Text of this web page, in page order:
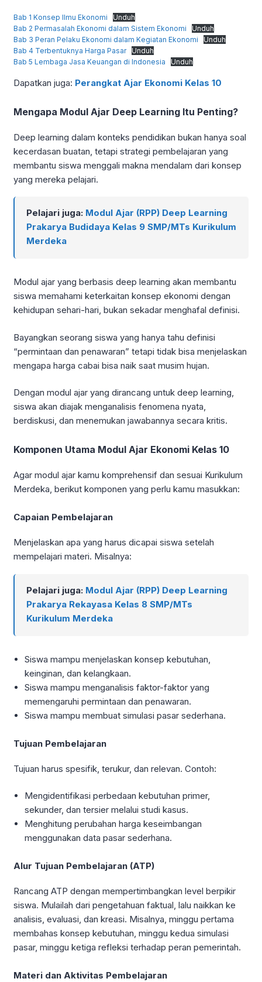
Bab 1 Konsep Ilmu Ekonomi
Unduh
Bab 2 Permasalah Ekonomi dalam Sistem Ekonomi
Unduh
Bab 3 Peran Pelaku Ekonomi dalam Kegiatan Ekonomi
Unduh
Bab 4 Terbentuknya Harga Pasar Unduh
Bab 5 Lembaga Jasa Keuangan di Indonesia
Unduh
Dapatkan juga: Perangkat Ajar Ekonomi Kelas 10
Mengapa Modul Ajar Deep Learning Itu Penting?
Deep learning dalam konteks pendidikan bukan hanya soal
kecerdasan buatan, tetapi strategi pembelajaran yang
membantu siswa menggali makna mendalam dari konsep
yang mereka pelajari.
Pelajari juga: Modul Ajar (RPP) Deep Learning
Prakarya Budidaya Kelas 9 SMP/MTs Kurikulum
Merdeka
Modul ajar yang berbasis deep learning akan membantu
siswa memahami keterkaitan konsep ekonomi dengan
kehidupan sehari-hari, bukan sekadar menghafal definisi.
Bayangkan seorang siswa yang hanya tahu definisi
“permintaan dan penawaran” tetapi tidak bisa menjelaskan
mengapa harga cabai bisa naik saat musim hujan.
Dengan modul ajar yang dirancang untuk deep learning,
siswa akan diajak menganalisis fenomena nyata,
berdiskusi, dan menemukan jawabannya secara kritis.
Komponen Utama Modul Ajar Ekonomi Kelas 10
Agar modul ajar kamu komprehensif dan sesuai Kurikulum
Merdeka, berikut komponen yang perlu kamu masukkan:
Capaian Pembelajaran
Menjelaskan apa yang harus dicapai siswa setelah
mempelajari materi. Misalnya:
Pelajari juga: Modul Ajar (RPP) Deep Learning
Prakarya Rekayasa Kelas 8 SMP/MTs
Kurikulum Merdeka
Siswa mampu menjelaskan konsep kebutuhan,
keinginan, dan kelangkaan.
Siswa mampu menganalisis faktor-faktor yang
memengaruhi permintaan dan penawaran.
Siswa mampu membuat simulasi pasar sederhana.
Tujuan Pembelajaran
Tujuan harus spesifik, terukur, dan relevan. Contoh:
Mengidentifikasi perbedaan kebutuhan primer,
sekunder, dan tersier melalui studi kasus.
Menghitung perubahan harga keseimbangan
menggunakan data pasar sederhana.
Alur Tujuan Pembelajaran (ATP)
Rancang ATP dengan mempertimbangkan level berpikir
siswa. Mulailah dari pengetahuan faktual, lalu naikkan ke
analisis, evaluasi, dan kreasi. Misalnya, minggu pertama
membahas konsep kebutuhan, minggu kedua simulasi
pasar, minggu ketiga refleksi terhadap peran pemerintah.
Materi dan Aktivitas Pembelajaran